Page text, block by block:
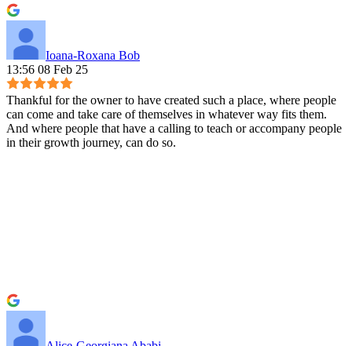
Ioana-Roxana Bob
13:56 08 Feb 25
Thankful for the owner to have created such a place, where people
can come and take care of themselves in whatever way fits them.
And where people that have a calling to teach or accompany people
in their growth journey, can do so.